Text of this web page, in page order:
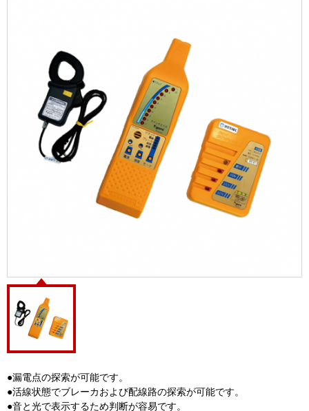
●漏電点の探索が可能です。
●活線状態でブレーカおよび配線路の探索が可能です。
●音と光で表示するため判断が容易です。